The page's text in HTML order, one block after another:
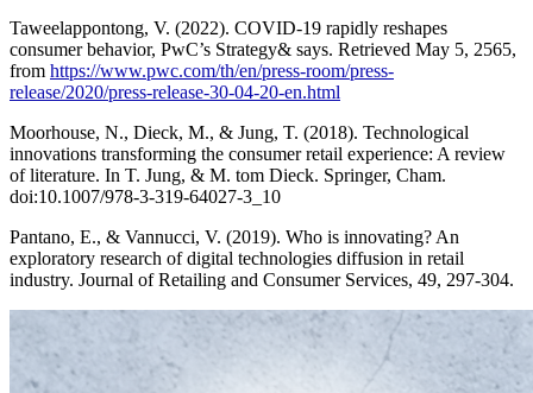
Taweelappontong, V. (2022). COVID-19 rapidly reshapes
consumer behavior, PwC’s Strategy& says. Retrieved May 5, 2565,
from https://www.pwc.com/th/en/press-room/press-
release/2020/press-release-30-04-20-en.html
Moorhouse, N., Dieck, M., & Jung, T. (2018). Technological
innovations transforming the consumer retail experience: A review
of literature. In T. Jung, & M. tom Dieck. Springer, Cham.
doi:10.1007/978-3-319-64027-3_10
Pantano, E., & Vannucci, V. (2019). Who is innovating? An
exploratory research of digital technologies diffusion in retail
industry. Journal of Retailing and Consumer Services, 49, 297-304.